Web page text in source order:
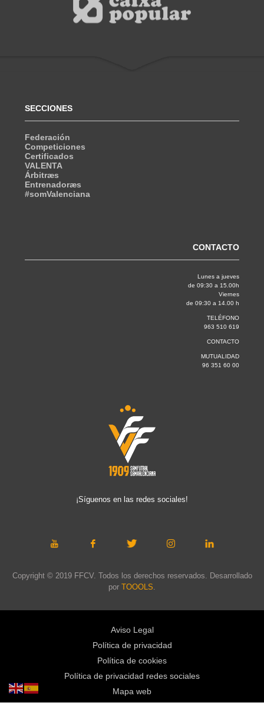
SECCIONES
Federación
Competiciones
Certificados
VALENTA
Árbitræs
Entrenadoræs
#somValenciana
CONTACTO
Lunes a jueves
de 09:30 a 15.00h
Viernes
de 09:30 a 14.00 h
TELÉFONO
963 510 619
CONTACTO
MUTUALIDAD
96 351 60 00
¡Síguenos en las redes sociales!
Copyright © 2019 FFCV. Todos los derechos reservados. Desarrollado
por TOOOLS
Aviso Legal
Política de privacidad
Política de cookies
Política de privacidad redes sociales
Mapa web